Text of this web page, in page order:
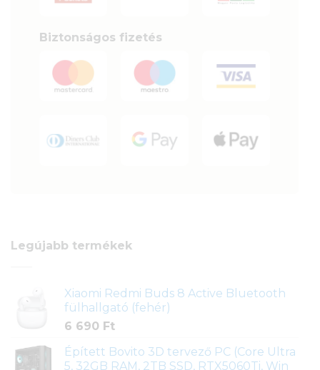
Biztonságos fizetés
Legújabb termékek
Xiaomi Redmi Buds 8 Active Bluetooth
fülhallgató (fehér)
6 690 Ft
Épített Bovito 3D tervező PC (Core Ultra
5, 32GB RAM, 2TB SSD, RTX5060Ti, Win